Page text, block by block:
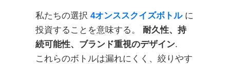
私たちの選択 4オンススクイズボトルに
投資することを意味する。 耐久性、持
続可能性、ブランド重視のデザイン.
これらのボトルは漏れにくく、絞りやす